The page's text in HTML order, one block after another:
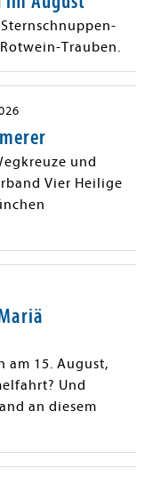
Trauben.
und
Vier Heilige
am 15. August,
Und
an diesem